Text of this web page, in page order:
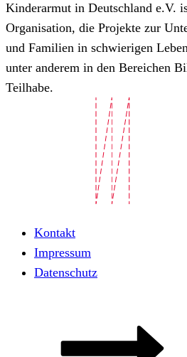
Kinderarmut in Deutschland e.V.
Organisation, die Projekte zur
und Familien in schwierigen
unter anderem in den Bereichen
Teilhabe.
Kontakt
Impressum
Datenschutz